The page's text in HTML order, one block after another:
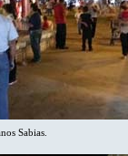
Sabias.